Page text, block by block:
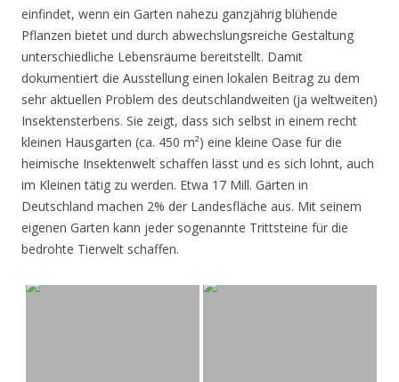
einfindet, wenn ein Garten nahezu ganzjährig blühende
Pflanzen bietet und durch abwechslungsreiche Gestaltung
unterschiedliche Lebensräume bereitstellt. Damit
dokumentiert die Ausstellung einen lokalen Beitrag zu dem
sehr aktuellen Problem des deutschlandweiten (ja weltweiten)
Insektensterbens. Sie zeigt, dass sich selbst in einem recht
kleinen Hausgarten (ca. 450 m²) eine kleine Oase für die
heimische Insektenwelt schaffen lässt und es sich lohnt, auch
im Kleinen tätig zu werden. Etwa 17 Mill. Gärten in
Deutschland machen 2% der Landesfläche aus. Mit seinem
eigenen Garten kann jeder sogenannte Trittsteine für die
bedrohte Tierwelt schaffen.